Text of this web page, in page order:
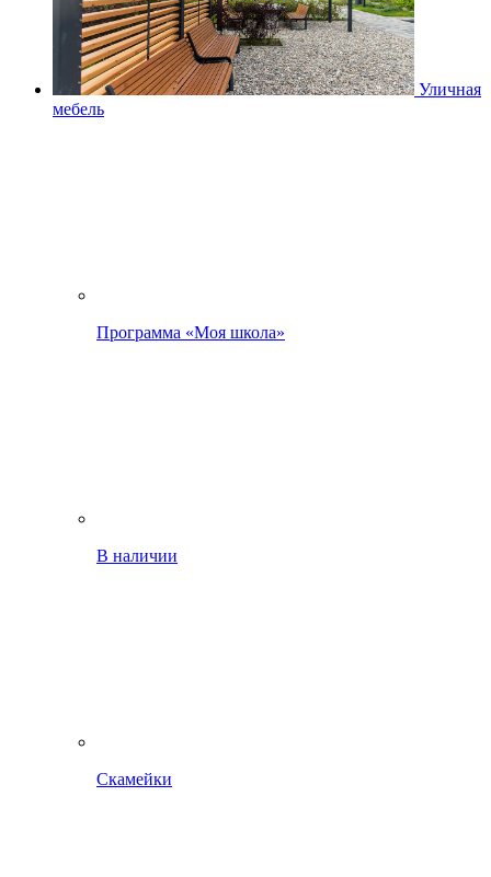
Уличная
мебель
Программа «Моя школа»
В наличии
Скамейки